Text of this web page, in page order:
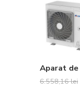
6.558,16lei